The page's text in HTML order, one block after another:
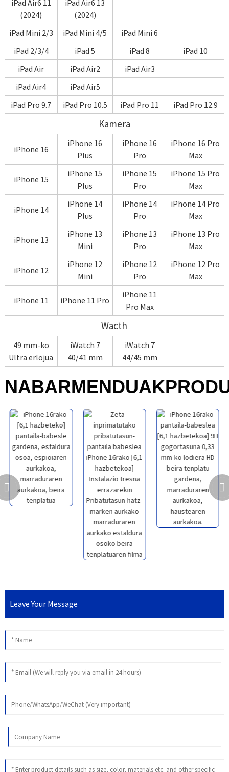
iPad Air6 11
(2024)
iPad Air6 13
(2024)
iPad Mini 2/3
iPad Mini 4/5
iPad Mini 6
iPad 2/3/4
iPad 5 iPad 8
iPad 10
iPad Air
iPad Air2
iPad Air3
iPad Air4
iPad Air5
iPad Pro 9.7
iPad Pro 10.5 iPad Pro 11 iPad Pro 12.9
Kamera
iPhone 16
iPhone 16
Plus
iPhone 16
Pro
iPhone 16 Pro
Max
iPhone 15
iPhone 15
Plus
iPhone 15
Pro
iPhone 15 Pro
Max
iPhone 14
iPhone 14
Plus
iPhone 14
Pro
iPhone 14 Pro
Max
iPhone 13
iPhone 13
Mini
iPhone 13
Pro
iPhone 13 Pro
Max
iPhone 12
iPhone 12
Mini
iPhone 12
Pro
iPhone 12 Pro
Max
iPhone 11 iPhone 11 Pro
iPhone 11
Pro Max
Wacth
49 mm-ko
Ultra erlojua
iWatch 7
40/41 mm
iWatch 7
44/45 mm
NABARMENDUAK
Leave Your Message